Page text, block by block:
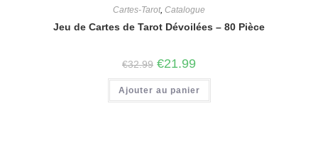
Cartes-Tarot, Catalogue
Jeu de Cartes de Tarot Dévoilées – 80 Pièce
€32.99 €21.99
Ajouter au panier